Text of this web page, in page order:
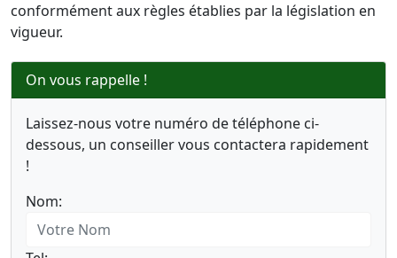
conformément aux règles établies par la législation en
vigueur.
On vous rappelle !
Laissez-nous votre numéro de téléphone ci-
dessous, un conseiller vous contactera rapidement
!
Nom: